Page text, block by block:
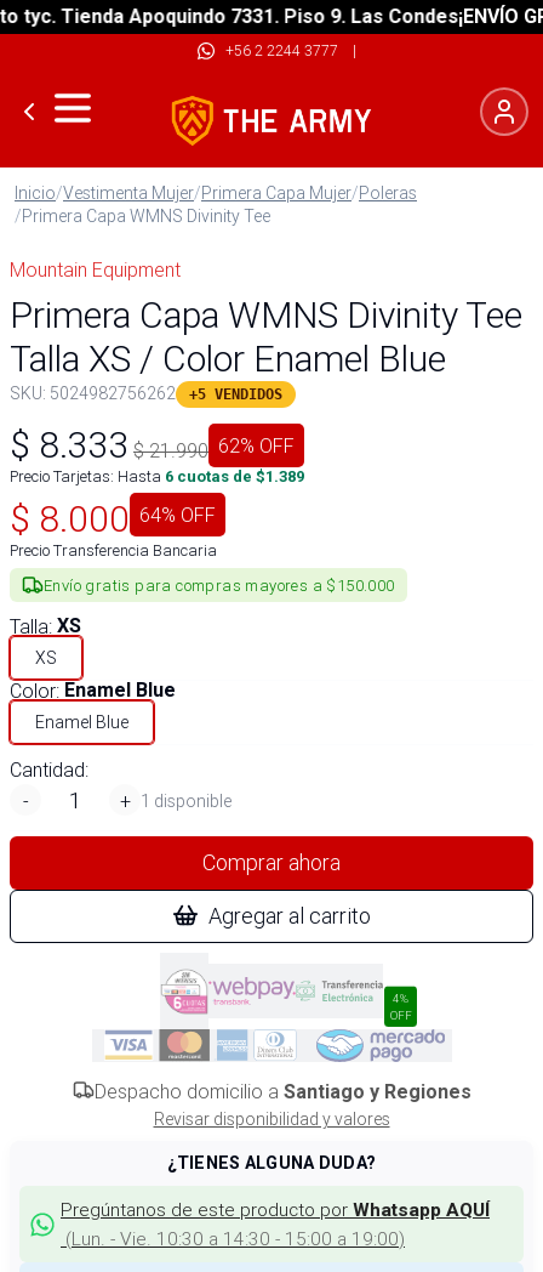
Tienda Apoquindo 7331. Piso 9. Las Condes¡ENVÍO
+56 2 2244 3777 |
Inicio/Vestimenta Mujer/Primera Capa Mujer/Poleras
/Primera Capa WMNS Divinity Tee
Mountain Equipment
Primera Capa WMNS Divinity Tee
Talla XS / Color Enamel Blue
SKU: 5024982756262 +5 VENDIDOS
$ 8.333 $21.990 62% OFF
Precio Tarjetas: Hasta 6 cuotas de $1.389
$ 8.000 64% OFF
Precio Transferencia Bancaria
Envío gratis para compras mayores a $150.000
Talla: XS
XS
Color: Enamel Blue
Enamel Blue
Cantidad:
-
+ 1 disponible
Comprar ahora
Agregar al carrito
4%
OFF
Despacho domicilio a Santiago y Regiones
Revisar disponibilidad y valores
¿TIENES ALGUNA DUDA?
Pregúntanos de este producto por Whatsapp AQUÍ
(Lun. - Vie. 10:30 a 14:30 - 15:00 a 19:00)